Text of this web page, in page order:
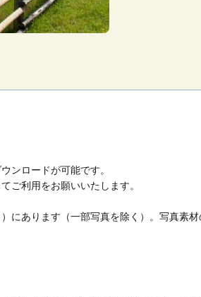
ンロードが可能です。
ご利用をお願いいたします。
にあります（一部写真を除く）。写真素